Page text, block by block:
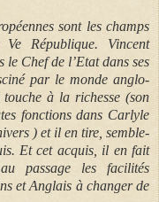
sont les champs
République. Vincent
Chef de l’Etat dans ses
par le monde anglo-
à la richesse (son
fonctions dans Carlyle
) et il en tire, semble-
Et cet acquis, il en fait
passage les facilités
et Anglais à changer de